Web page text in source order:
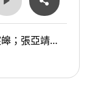
；張亞靖老